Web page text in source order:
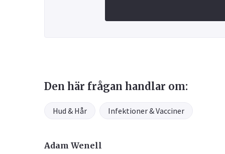
Den här frågan handlar om:
Hud & Hår Infektioner & Vacciner
Adam Wenell